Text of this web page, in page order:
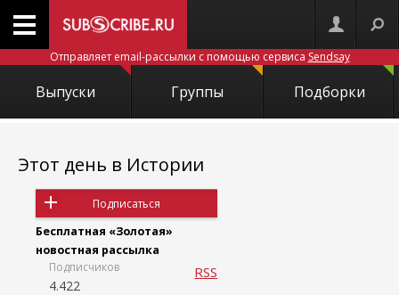
Отправляет email-рассылки с помощью сервиса Sendsay
Выпуски Группы Подборки
Этот день в Истории
Подписаться
Бесплатная «Золотая»
новостная рассылка
Подписчиков
4.422
RSS